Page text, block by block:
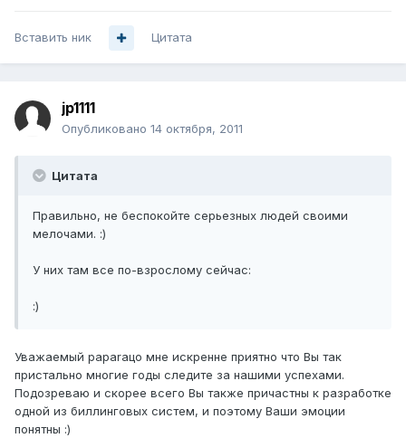
Вставить ник Цитата
jp1111
Опубликовано 14 октября, 2011
Цитата
Правильно, не беспокойте серьезных людей своими
мелочами. :)
У них там все по-взрослому сейчас:
:)
Уважаемый paparaцо мне искренне приятно что Вы так
пристально многие годы следите за нашими успехами.
Подозреваю и скорее всего Вы также причастны к разработке
одной из биллинговых систем, и поэтому Ваши эмоции
понятны :)